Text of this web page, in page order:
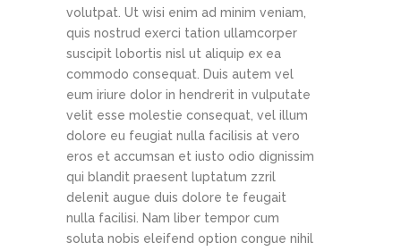
volutpat. Ut wisi enim ad minim veniam,
quis nostrud exerci tation ullamcorper
suscipit lobortis nisl ut aliquip ex ea
commodo consequat. Duis autem vel
eum iriure dolor in hendrerit in vulputate
velit esse molestie consequat, vel illum
dolore eu feugiat nulla facilisis at vero
eros et accumsan et iusto odio dignissim
qui blandit praesent luptatum zzril
delenit augue duis dolore te feugait
nulla facilisi. Nam liber tempor cum
soluta nobis eleifend option congue nihil